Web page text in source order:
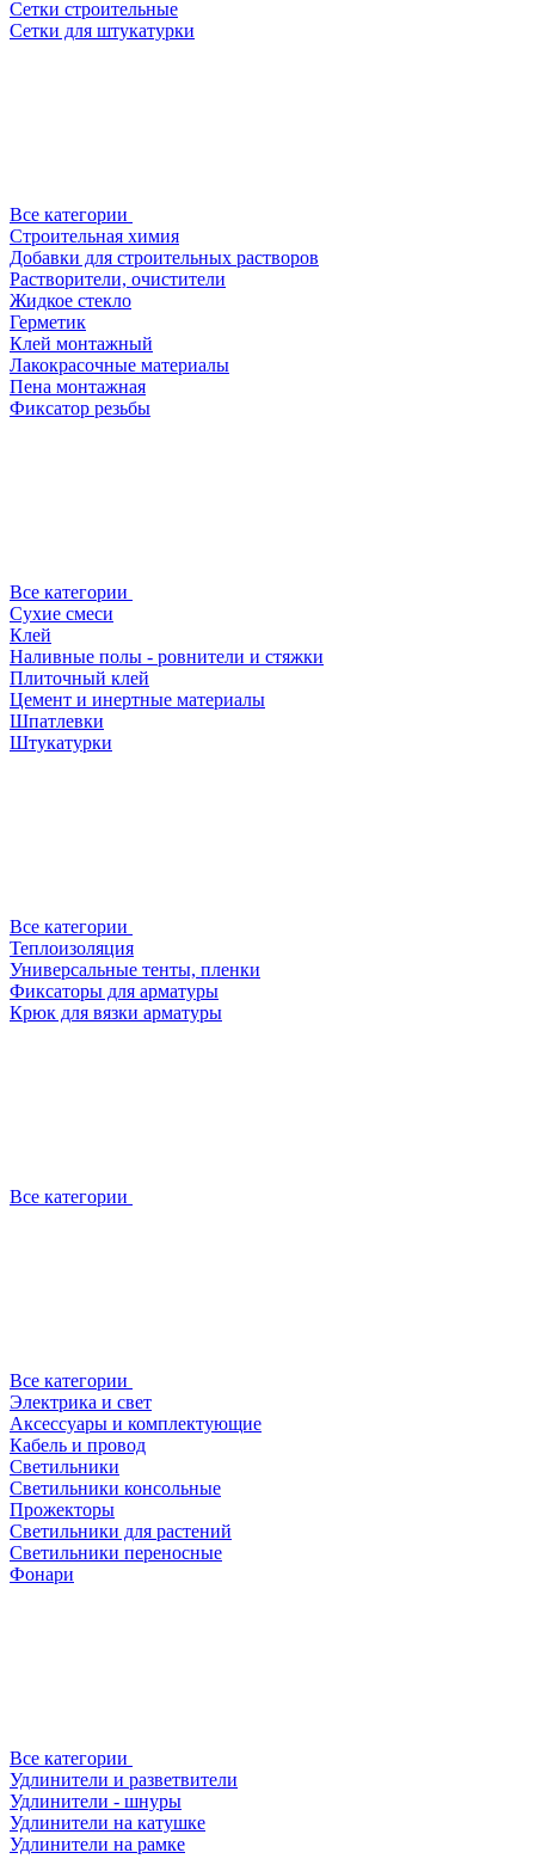
Сетки строительные
Сетки для штукатурки
Все категории
Строительная химия
Добавки для строительных растворов
Растворители, очистители
Жидкое стекло
Герметик
Клей монтажный
Лакокрасочные материалы
Пена монтажная
Фиксатор резьбы
Все категории
Сухие смеси
Клей
Наливные полы - ровнители и стяжки
Плиточный клей
Цемент и инертные материалы
Шпатлевки
Штукатурки
Все категории
Теплоизоляция
Универсальные тенты, пленки
Фиксаторы для арматуры
Крюк для вязки арматуры
Все категории
Все категории
Электрика и свет
Аксессуары и комплектующие
Кабель и провод
Светильники
Светильники консольные
Прожекторы
Светильники для растений
Светильники переносные
Фонари
Все категории
Удлинители и разветвители
Удлинители - шнуры
Удлинители на катушке
Удлинители на рамке